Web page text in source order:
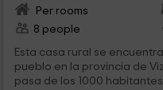
Per rooms
8 people
Esta casa rural se
pueblo en la provincia de
pasa de los 1000